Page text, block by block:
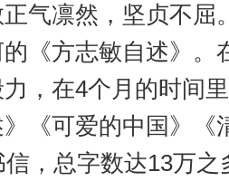
气凛然，坚贞不屈
《方志敏自述》。
，在4个月的时间
《可爱的中国》《
，总字数达13万之